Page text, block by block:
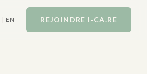
EN REJOINDRE I‑CA.RE